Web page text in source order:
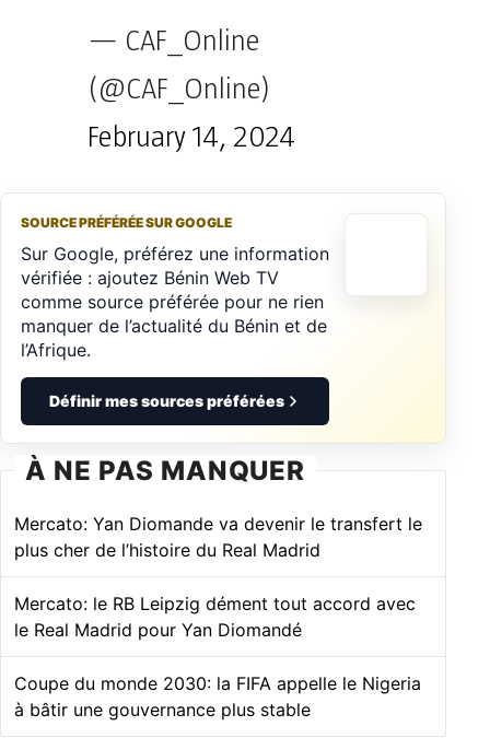
— CAF_Online
(@CAF_Online)
February 14, 2024
SOURCE PRÉFÉRÉE SUR GOOGLE
Sur Google, préférez une information
vérifiée : ajoutez Bénin Web TV
comme source préférée pour ne rien
manquer de l’actualité du Bénin et de
l’Afrique.
Définir mes sources préférées
À NE PAS MANQUER
Mercato: Yan Diomande va devenir le transfert le
plus cher de l’histoire du Real Madrid
Mercato: le RB Leipzig dément tout accord avec
le Real Madrid pour Yan Diomandé
Coupe du monde 2030: la FIFA appelle le Nigeria
à bâtir une gouvernance plus stable